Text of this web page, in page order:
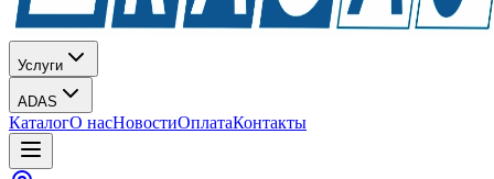
Услуги
ADAS
КаталогО насНовостиОплатаКонтакты